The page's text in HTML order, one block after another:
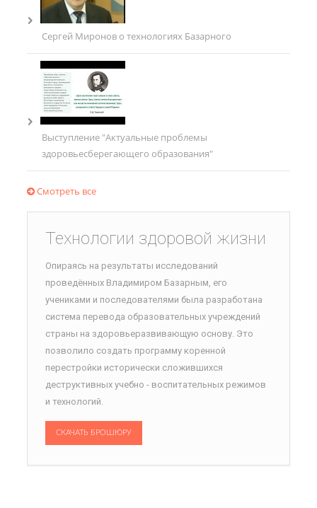
Сергей Миронов о технологиях Базарного
Выступление "Актуальные проблемы
здоровьесберегающего образования"
Смотреть все
Технологии здоровой жизни
Опираясь на результаты исследований
проведённых Владимиром Базарным, его
учениками и последователями была разработана
система перевода образовательных учреждений
страны на здоровьеразвивающую основу. Это
позволило создать программу коренной
перестройки исторически сложившихся
деструктивных учебно - воспитательных режимов
и технологий.
СКАЧАТЬ БРОШЮРУ